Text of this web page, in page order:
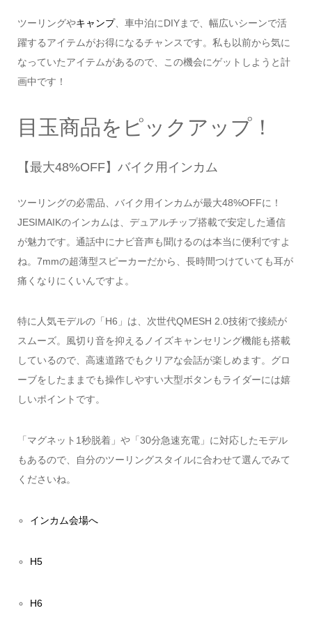
ツーリングやキャンプ、車中泊にDIYまで、幅広いシーンで活
躍するアイテムがお得になるチャンスです。私も以前から気に
なっていたアイテムがあるので、この機会にゲットしようと計
画中です！
目玉商品をピックアップ！
【最大48%OFF】バイク用インカム
ツーリングの必需品、バイク用インカムが最大48%OFFに！
JESIMAIKのインカムは、デュアルチップ搭載で安定した通信
が魅力です。通話中にナビ音声も聞けるのは本当に便利ですよ
ね。7mmの超薄型スピーカーだから、長時間つけていても耳が
痛くなりにくいんですよ。
特に人気モデルの「H6」は、次世代QMESH 2.0技術で接続が
スムーズ。風切り音を抑えるノイズキャンセリング機能も搭載
しているので、高速道路でもクリアな会話が楽しめます。グロ
ーブをしたままでも操作しやすい大型ボタンもライダーには嬉
しいポイントです。
「マグネット1秒脱着」や「30分急速充電」に対応したモデル
もあるので、自分のツーリングスタイルに合わせて選んでみて
くださいね。
インカム会場へ
H5
H6